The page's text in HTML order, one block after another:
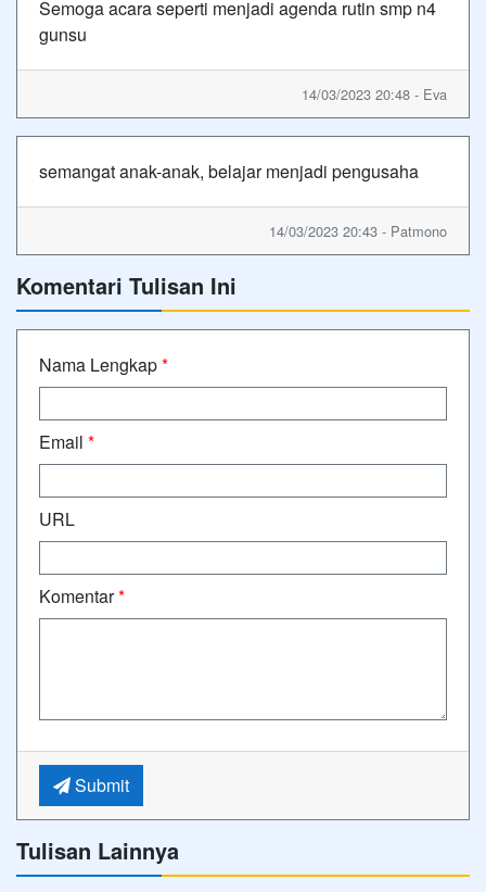
Semoga acara seperti menjadi agenda rutin smp n4
gunsu
14/03/2023 20:48 - Eva
semangat anak-anak, belajar menjadi pengusaha
14/03/2023 20:43 - Patmono
Komentari Tulisan Ini
Nama Lengkap*
Email *
URL
Komentar*
Submit
Tulisan Lainnya